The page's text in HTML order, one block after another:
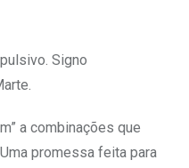
Signo
a combinações que
promessa feita para